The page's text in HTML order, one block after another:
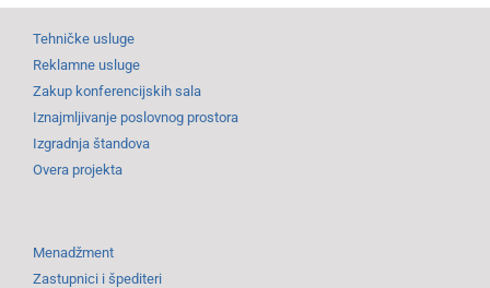
Tehničke usluge
Reklamne usluge
Zakup konferencijskih sala
Iznajmljivanje poslovnog prostora
Izgradnja štandova
Overa projekta
Menadžment
Zastupnici i špediteri